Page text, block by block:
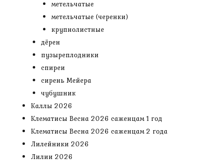
метельчатые
метельчатые (черенки)
крупнолистные
дёрен
пузыреплодники
спиреи
сирень Мейера
чубушник
Каллы 2026
Клематисы Весна 2026 саженцам 1 год
Клематисы Весна 2026 саженцам 2 года
Лилейники 2026
Лилии 2026